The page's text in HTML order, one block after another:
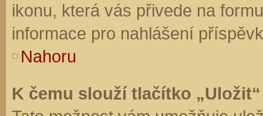
ikonu, která vás přivede na
informace pro nahlášení
Nahoru
K čemu slouží tlačítko